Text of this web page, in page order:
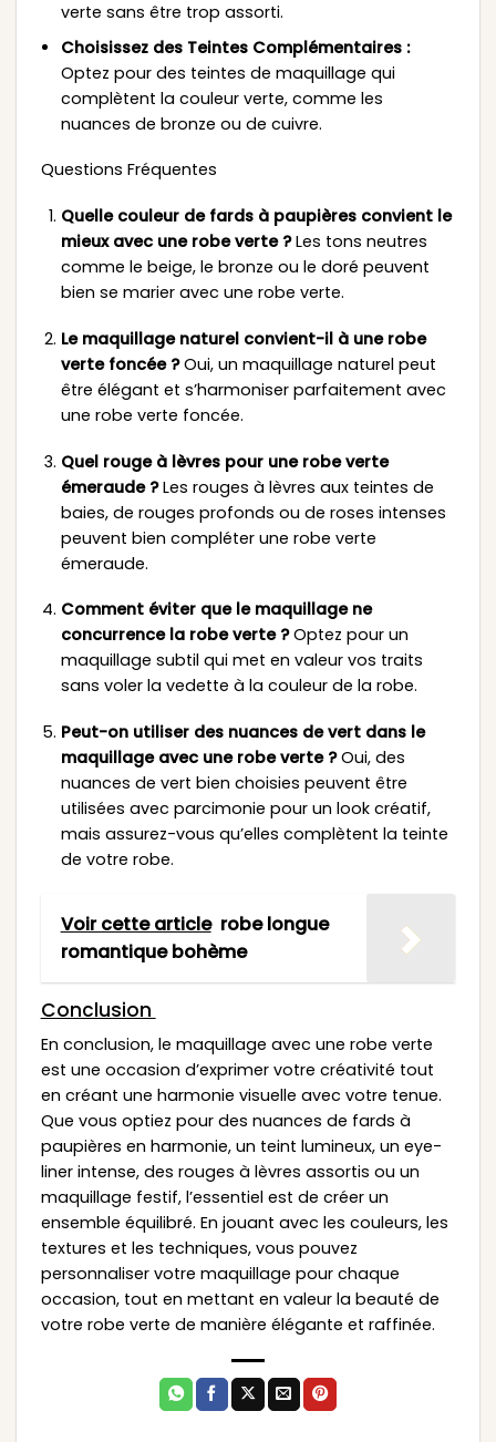
verte sans être trop assorti.
Choisissez des Teintes Complémentaires :
Optez pour des teintes de maquillage qui
complètent la couleur verte, comme les
nuances de bronze ou de cuivre.
Questions Fréquentes
Quelle couleur de fards à paupières convient le
mieux avec une robe verte ?Les tons neutres
comme le beige, le bronze ou le doré peuvent
bien se marier avec une robe verte.
Le maquillage naturel convient-il à une robe
verte foncée ?Oui, un maquillage naturel peut
être élégant et s’harmoniser parfaitement avec
une robe verte foncée.
Quel rouge à lèvres pour une robe verte
émeraude ?Les rouges à lèvres aux teintes de
baies, de rouges profonds ou de roses intenses
peuvent bien compléter une robe verte
émeraude.
Comment éviter que le maquillage ne
concurrence la robe verte ?Optez pour un
maquillage subtil qui met en valeur vos traits
sans voler la vedette à la couleur de la robe.
Peut-on utiliser des nuances de vert dans le
maquillage avec une robe verte ?Oui, des
nuances de vert bien choisies peuvent être
utilisées avec parcimonie pour un look créatif,
mais assurez-vous qu’elles complètent la teinte
de votre robe.
Voir cette article robe longue
romantique bohème
Conclusion
En conclusion, le maquillage avec une robe verte
est une occasion d’exprimer votre créativité tout
en créant une harmonie visuelle avec votre tenue.
Que vous optiez pour des nuances de fards à
paupières en harmonie, un teint lumineux, un eye-
liner intense, des rouges à lèvres assortis ou un
maquillage festif, l’essentiel est de créer un
ensemble équilibré. En jouant avec les couleurs, les
textures et les techniques, vous pouvez
personnaliser votre maquillage pour chaque
occasion, tout en mettant en valeur la beauté de
votre robe verte de manière élégante et raffinée.